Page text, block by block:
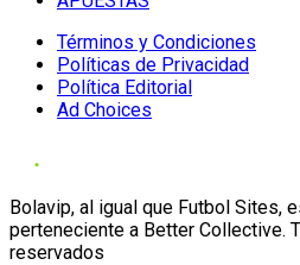
Términos y Condiciones
Políticas de Privacidad
Política Editorial
Ad Choices
Bolavip, al igual que Futbol Sites,
perteneciente a Better Collective.
reservados